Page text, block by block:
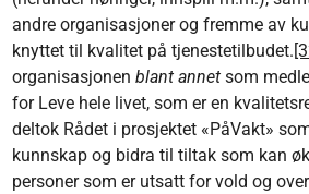
andre organisasjoner og fremme av
knyttet til kvalitet på tjenestetilbudet.
organisasjonenblant annet som
for Leve hele livet, som er en
deltok Rådet i prosjektet «PåVakt»
kunnskap og bidra til tiltak som kan
personer som er utsatt for vold og